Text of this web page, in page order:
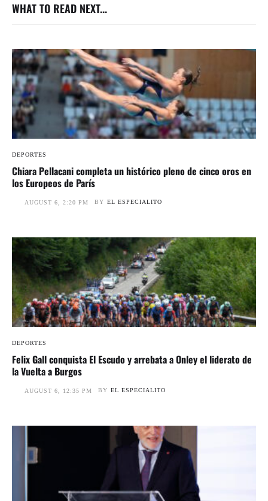
WHAT TO READ NEXT...
DEPORTES
Chiara Pellacani completa un histórico pleno de cinco oros en
los Europeos de París
AUGUST 6, 2:20 PM BY EL ESPECIALITO
DEPORTES
Felix Gall conquista El Escudo y arrebata a Onley el liderato de
la Vuelta a Burgos
AUGUST 6, 12:35 PM BY EL ESPECIALITO